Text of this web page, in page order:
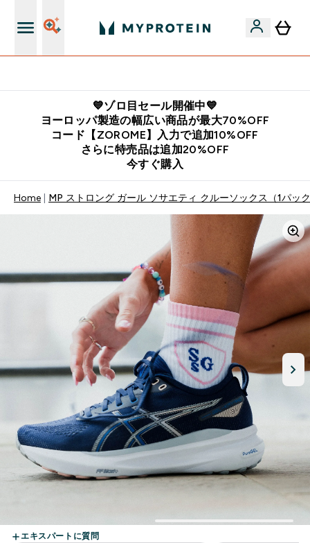
💙ゾロ目セール開催中💙
ヨーロッパ製造の幅広い商品が最大70%OFF
コード【ZOROME】入力で追加10%OFF
さらに特売品は追加20%OFF
今すぐ購入
Home MP ストロング ガール ソサエティ クルーソックス（1パッ